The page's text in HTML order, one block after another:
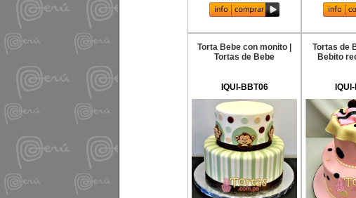
Torta Bebe con monito |
Tortas de Bebe
IQUI-BBT06
Tortas de
Bebito